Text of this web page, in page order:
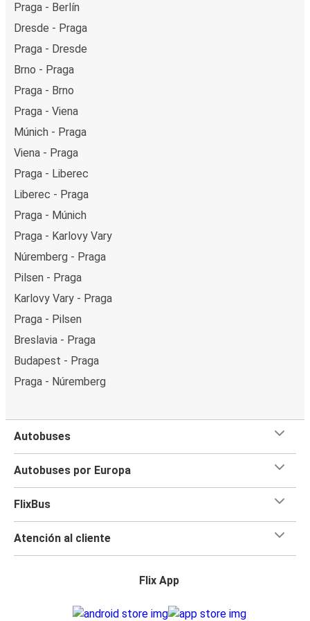
Praga - Berlín
Dresde - Praga
Praga - Dresde
Brno - Praga
Praga - Brno
Praga - Viena
Múnich - Praga
Viena - Praga
Praga - Liberec
Liberec - Praga
Praga - Múnich
Praga - Karlovy Vary
Núremberg - Praga
Pilsen - Praga
Karlovy Vary - Praga
Praga - Pilsen
Breslavia - Praga
Budapest - Praga
Praga - Núremberg
Autobuses
Autobuses por Europa
FlixBus
Atención al cliente
Flix App